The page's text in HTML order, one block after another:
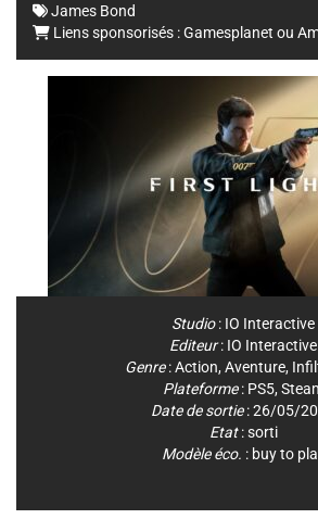
James Bond
Liens sponsorisés :Gamesplanet ou
Studio: IO Interactive
Editeur: IO Interactive
Genre:Action, Aventure,
Plateforme: PS5,
Date de sortie: 26/05/
Etat: sorti
Modèle éco. : buy to